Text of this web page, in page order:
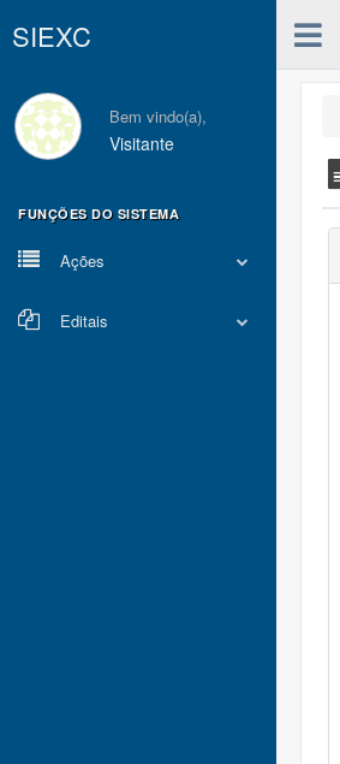
SIEXC
Bem vindo(a),
Visitante
FUNÇÕES DO SISTEMA
Ações
Editais